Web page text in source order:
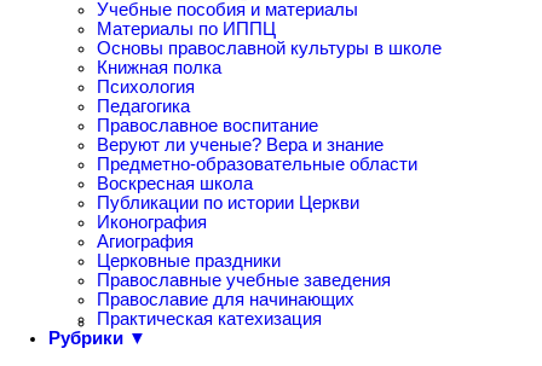
Учебные пособия и материалы
Материалы по ИППЦ
Основы православной культуры в школе
Книжная полка
Психология
Педагогика
Православное воспитание
Веруют ли ученые? Вера и знание
Предметно-образовательные области
Воскресная школа
Публикации по истории Церкви
Иконография
Агиография
Церковные праздники
Православные учебные заведения
Православие для начинающих
Практическая катехизация
Рубрики ▼